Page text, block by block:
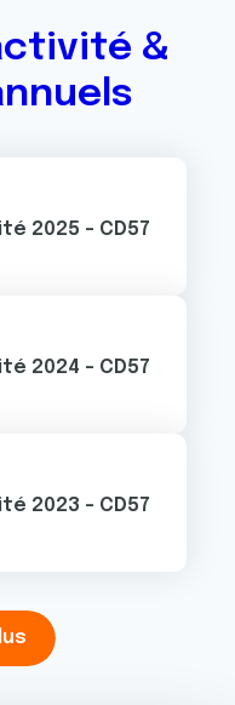
&
2025 - CD57
2024 - CD57
2023 - CD57